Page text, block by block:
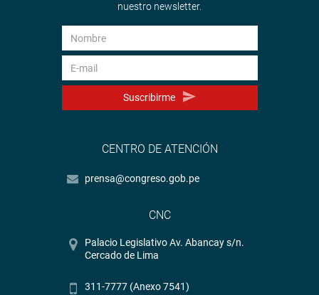
nuestro newsletter.
Suscribirme
CENTRO DE ATENCIÓN
prensa@congreso.gob.pe
CNC
Palacio Legislativo Av. Abancay s/n.
Cercado de Lima
311-7777 (Anexo 7541)